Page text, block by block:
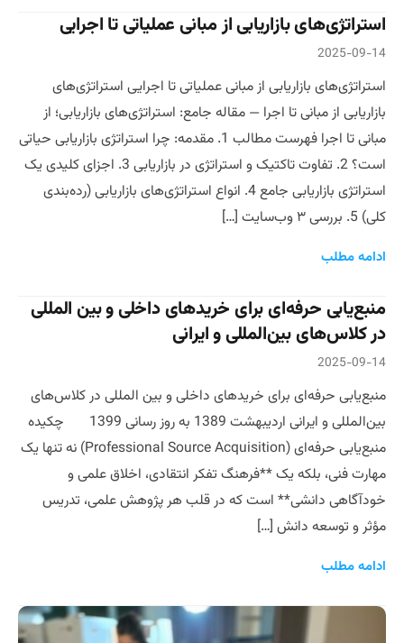
استراتژی‌های بازاریابی از مبانی عملیاتی تا اجرایی
2025-09-14
استراتژی‌های بازاریابی از مبانی عملیاتی تا اجرایی استراتژی‌های
بازاریابی از مبانی تا اجرا — مقاله جامع: استراتژی‌های بازاریابی؛ از
مبانی تا اجرا فهرست مطالب 1. مقدمه: چرا استراتژی بازاریابی حیاتی
است؟ 2. تفاوت تاکتیک و استراتژی در بازاریابی 3. اجزای کلیدی یک
استراتژی بازاریابی جامع 4. انواع استراتژی‌های بازاریابی (رده‌بندی
کلی) 5. بررسی ۳ وب‌سایت […]
ادامه مطلب
منبع‌یابی حرفه‌ای برای خریدهای داخلی و بین المللی
در کلاس‌های بین‌المللی و ایرانی
2025-09-14
منبع‌یابی حرفه‌ای برای خریدهای داخلی و بین المللی در کلاس‌های
بین‌المللی و ایرانی اردیبهشت 1389 به روز رسانی 1399 چکیده
منبع‌یابی حرفه‌ای (Professional Source Acquisition) نه تنها یک
مهارت فنی، بلکه یک **فرهنگ تفکر انتقادی، اخلاق علمی و
خودآگاهی دانشی** است که در قلب هر پژوهش علمی، تدریس
مؤثر و توسعه دانش […]
ادامه مطلب